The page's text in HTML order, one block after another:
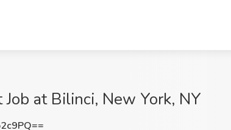
at Bilinci, New York, NY